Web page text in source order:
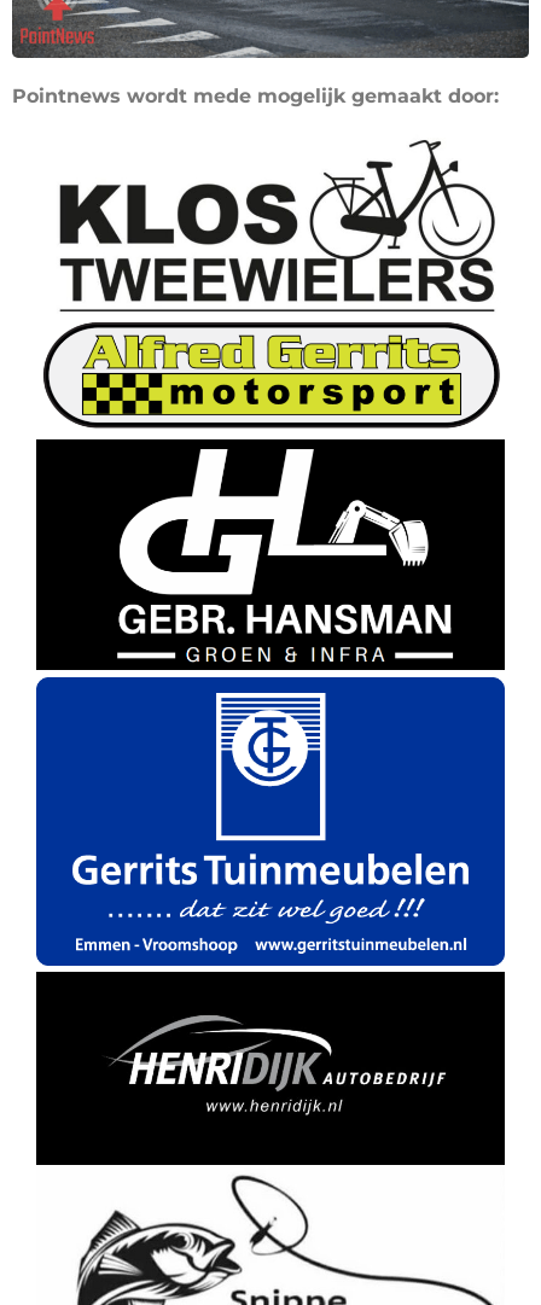
Pointnews wordt mede mogelijk gemaakt door: